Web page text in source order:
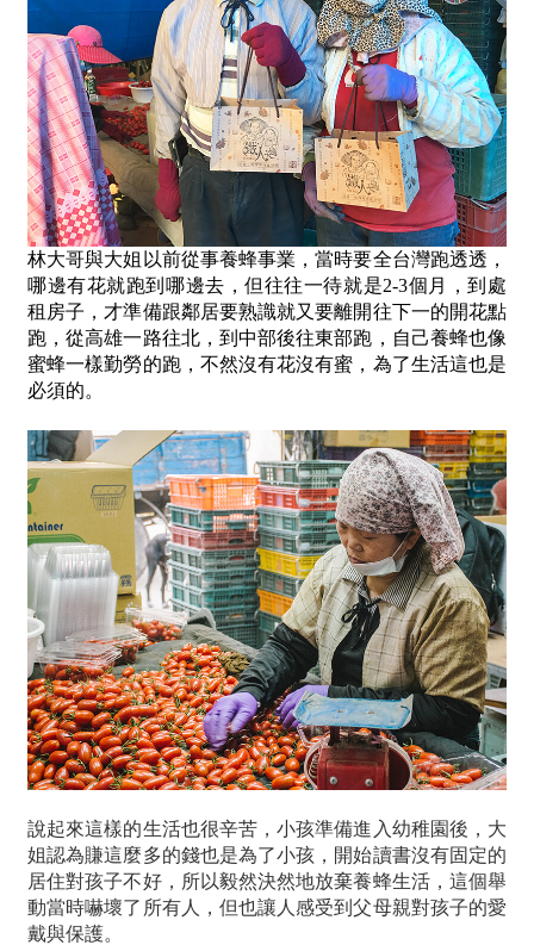
林大哥與大姐以前從事養蜂事業，當時要全台灣跑透透，
哪邊有花就跑到哪邊去，但往往一待就是2-3個月，到處
租房子，才準備跟鄰居要熟識就又要離開往下一的開花點
跑，從高雄一路往北，到中部後往東部跑，自己養蜂也像
蜜蜂一樣勤勞的跑，不然沒有花沒有蜜，為了生活這也是
必須的。
說起來這樣的生活也很辛苦，小孩準備進入幼稚園後，大
姐認為賺這麼多的錢也是為了小孩，開始讀書沒有固定的
居住對孩子不好，所以毅然決然地放棄養蜂生活，這個舉
動當時嚇壞了所有人，但也讓人感受到父母親對孩子的愛
戴與保護。